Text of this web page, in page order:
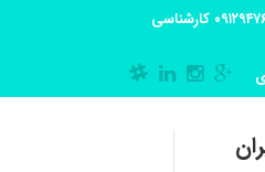
آدرس کارگاه تولیدی: تهران-شهریار کوی گلستان پلاک 55 آدرس فروشگاه:تهران شهر قدس شهرک فرزان بلوار معلم پلاک 56 شماره تماس کارگاه ۰۲۱_۴۶۸۳۵۱۸۸ تماس با مدیر فروش ۰۹۱۲۹۴۷۶۵۴۷ کارشناسی